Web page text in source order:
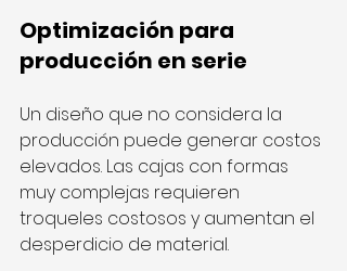
Optimización para
producción en serie
Un diseño que no considera la
producción puede generar costos
elevados. Las cajas con formas
muy complejas requieren
troqueles costosos y aumentan el
desperdicio de material.